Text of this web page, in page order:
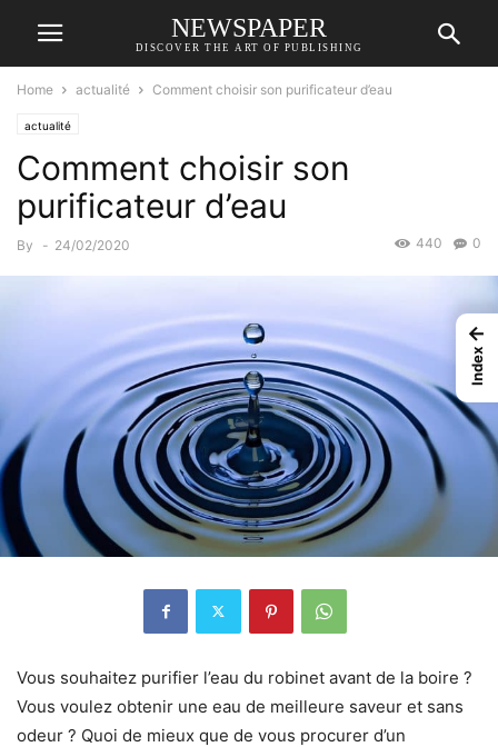
NEWSPAPER
DISCOVER THE ART OF PUBLISHING
Home actualité Comment choisir son purificateur d’eau
actualité
Comment choisir son
purificateur d’eau
By - 24/02/2020 0
440
Vous souhaitez purifier l’eau du robinet avant de la boire ?
Vous voulez obtenir une eau de meilleure saveur et sans
odeur ? Quoi de mieux que de vous procurer d’un
←
Index